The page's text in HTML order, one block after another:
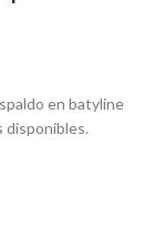
en batyline
disponibles.